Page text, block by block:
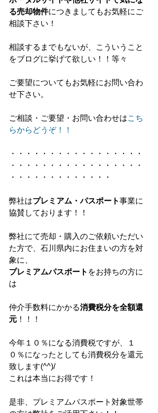
る売却物件につきましてもお気軽にご
相談下さい！
相談するまでもないが、こういうこと
をブログに挙げて欲しい！！等々
ご要望についてもお気軽にお問い合わ
せ下さい。
ご相談・ご要望・お問い合わせはこち
らからどうぞ！！
・・・・・・・・・・・・・・・・・
・・・・・・・・・・・・・・・・・
・・・・・・・・・・・・・
弊社はプレミアム・パスポート事業に
協賛しております！！
弊社にて売却・購入のご依頼いただい
た方で、石川県内にお住まいの方を対
象に、
プレミアムパスポート をお持ちの方に
は
仲介手数料にかかる消費税分を全額還
元 ！！！
今年１０％になる消費税ですが、１
０％になったとしても消費税分を還元
致します(^^)/
これは本当にお得です！
是非、プレミアムパスポート対象世帯